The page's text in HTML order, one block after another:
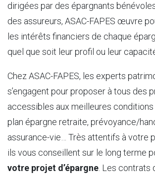
dirigées par des épargnants
des assureurs, ASAC-FAPES œuvre
les intérêts financiers de chaque
quel que soit leur profil ou leur
Chez ASAC-FAPES, les experts patrimoniaux
s’engagent pour proposer à tous des
accessibles aux meilleures conditions
plan épargne retraite, prévoyance/
assurance-vie… Très attentifs à votre
ils vous conseillent sur le long terme
votre projet d’épargne. Les contrats